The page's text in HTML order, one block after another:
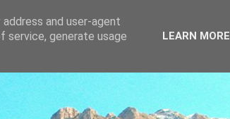
and user-agent
service, generate usage
LEARN MORE